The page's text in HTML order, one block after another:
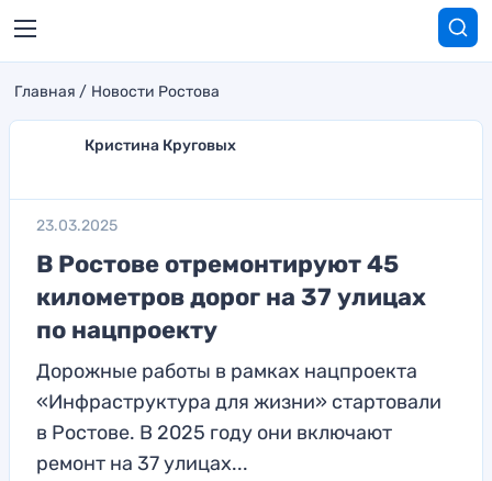
Главная Новости Ростова
Кристина Круговых
23.03.2025
В Ростове отремонтируют 45
километров дорог на 37 улицах
по нацпроекту
Дорожные работы в рамках нацпроекта
«Инфраструктура для жизни» стартовали
в Ростове. В 2025 году они включают
ремонт на 37 улицах...